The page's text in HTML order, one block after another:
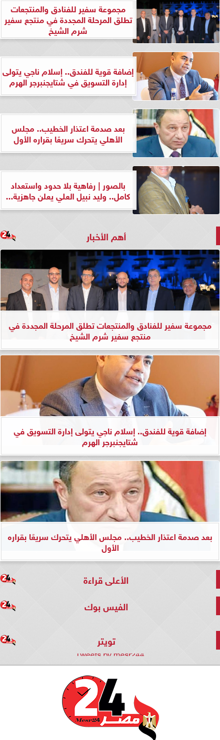
مجموعة سفير للفنادق والمنتجعات
تطلق المرحلة المجددة في منتجع سفير
شرم الشيخ
إضافة قوية للفندق.. إسلام ناجي يتولى
إدارة التسويق في شتايجنبرجر الهرم
بعد صدمة اعتذار الخطيب.. مجلس
الأهلي يتحرك سريعًا بقراره الأول
بالصور | رفاهية بلا حدود واستعداد
كامل.. وليد نبيل العلي يعلن جاهزية...
أهم الأخبار
مجموعة سفير للفنادق والمنتجعات تطلق المرحلة المجددة في
منتجع سفير شرم الشيخ
إضافة قوية للفندق.. إسلام ناجي يتولى إدارة التسويق في
شتايجنبرجر الهرم
بعد صدمة اعتذار الخطيب.. مجلس الأهلي يتحرك سريعًا بقراره
الأول
الأعلى قراءة
الفيس بوك
تويتر
Tweets by mesr244